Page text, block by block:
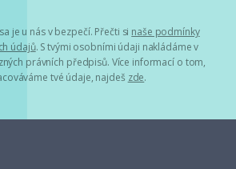
je u nás v bezpečí. Přečti si naše podmínky
údajů. S tvými osobními údaji nakládáme v
právních předpisů. Více informací o tom,
tvé údaje, najdeš zde.